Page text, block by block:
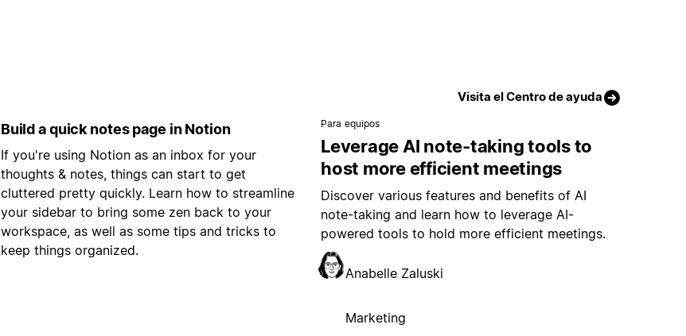
Visita el Centro de ayuda
Build a quick notes page in Notion
If you're using Notion as an inbox for your
thoughts & notes, things can start to get
cluttered pretty quickly. Learn how to streamline
your sidebar to bring some zen back to your
workspace, as well as some tips and tricks to
keep things organized.
Para equipos
Leverage AI note-taking tools to
host more efficient meetings
Discover various features and benefits of AI
note-taking and learn how to leverage AI-
powered tools to hold more efficient meetings.
Anabelle Zaluski
Marketing